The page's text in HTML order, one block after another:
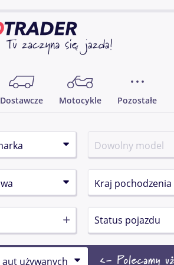
Dostawcze Motocykle Pozostałe
Status pojazdu